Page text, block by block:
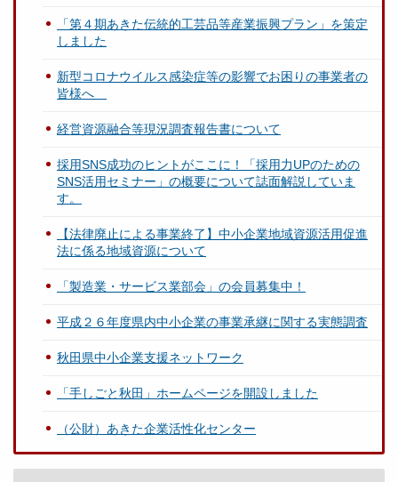
「第４期あきた伝統的工芸品等産業振興プラン」を策定
しました
新型コロナウイルス感染症等の影響でお困りの事業者の
皆様へ
経営資源融合等現況調査報告書について
採用SNS成功のヒントがここに！「採用力UPのための
SNS活用セミナー」の概要について誌面解説していま
す。
【法律廃止による事業終了】中小企業地域資源活用促進
法に係る地域資源について
「製造業・サービス業部会」の会員募集中！
平成２６年度県内中小企業の事業承継に関する実態調査
秋田県中小企業支援ネットワーク
「手しごと秋田」ホームページを開設しました
（公財）あきた企業活性化センター